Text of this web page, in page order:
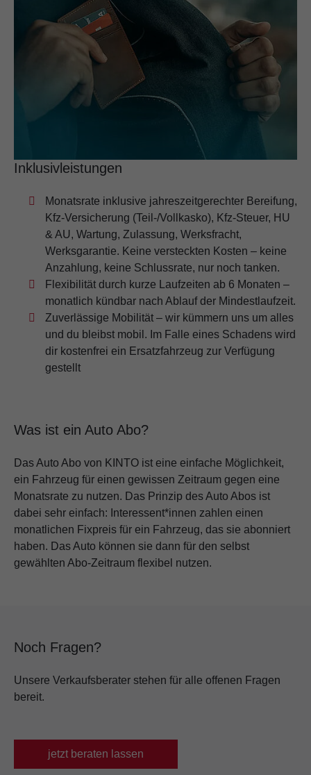
Inklusivleistungen
Monatsrate inklusive jahreszeitgerechter Bereifung,
Kfz-Versicherung (Teil-/Vollkasko), Kfz-Steuer, HU
& AU, Wartung, Zulassung, Werksfracht,
Werksgarantie. Keine versteckten Kosten – keine
Anzahlung, keine Schlussrate, nur noch tanken.
Flexibilität durch kurze Laufzeiten ab 6 Monaten –
monatlich kündbar nach Ablauf der Mindestlaufzeit.
Zuverlässige Mobilität – wir kümmern uns um alles
und du bleibst mobil. Im Falle eines Schadens wird
dir kostenfrei ein Ersatzfahrzeug zur Verfügung
gestellt
Was ist ein Auto Abo?
Das Auto Abo von KINTO ist eine einfache Möglichkeit,
ein Fahrzeug für einen gewissen Zeitraum gegen eine
Monatsrate zu nutzen. Das Prinzip des Auto Abos ist
dabei sehr einfach: Interessent*innen zahlen einen
monatlichen Fixpreis für ein Fahrzeug, das sie abonniert
haben. Das Auto können sie dann für den selbst
gewählten Abo-Zeitraum flexibel nutzen.
Noch Fragen?
Unsere Verkaufsberater stehen für alle offenen Fragen
bereit.
jetzt beraten lassen